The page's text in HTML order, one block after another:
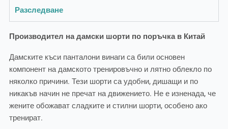
Разследване
Производител на дамски шорти по поръчка в Китай
Дамските къси панталони винаги са били основен
компонент на дамското тренировъчно и лятно облекло по
няколко причини. Тези шорти са удобни, дишащи и по
никакъв начин не пречат на движението. Не е изненада, че
жените обожават сладките и стилни шорти, особено ако
тренират.